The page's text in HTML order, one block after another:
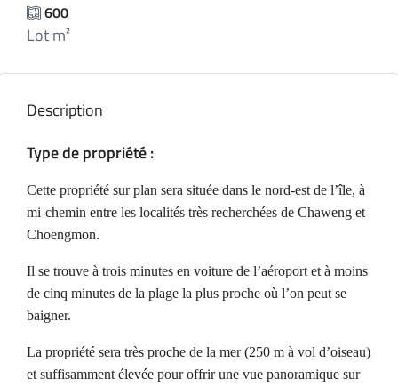
600
Lot m²
Description
Type de propriété :
Cette propriété sur plan sera située dans le nord-est de l’île, à
mi-chemin entre les localités très recherchées de Chaweng et
Choengmon.
Il se trouve à trois minutes en voiture de l’aéroport et à moins
de cinq minutes de la plage la plus proche où l’on peut se
baigner.
La propriété sera très proche de la mer (250 m à vol d’oiseau)
et suffisamment élevée pour offrir une vue panoramique sur